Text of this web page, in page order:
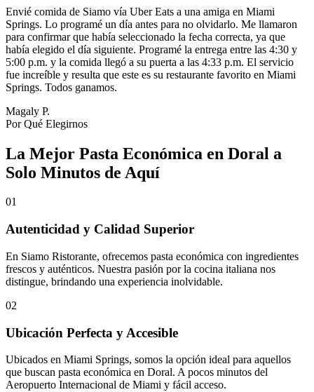
Envié comida de Siamo vía Uber Eats a una amiga en Miami
Springs. Lo programé un día antes para no olvidarlo. Me llamaron
para confirmar que había seleccionado la fecha correcta, ya que
había elegido el día siguiente. Programé la entrega entre las 4:30 y
5:00 p.m. y la comida llegó a su puerta a las 4:33 p.m. El servicio
fue increíble y resulta que este es su restaurante favorito en Miami
Springs. Todos ganamos.
Magaly P.
Por Qué Elegirnos
La Mejor Pasta Económica en Doral a
Solo Minutos de Aquí
01
Autenticidad y Calidad Superior
En Siamo Ristorante, ofrecemos pasta económica con ingredientes
frescos y auténticos. Nuestra pasión por la cocina italiana nos
distingue, brindando una experiencia inolvidable.
02
Ubicación Perfecta y Accesible
Ubicados en Miami Springs, somos la opción ideal para aquellos
que buscan pasta económica en Doral. A pocos minutos del
Aeropuerto Internacional de Miami y fácil acceso.